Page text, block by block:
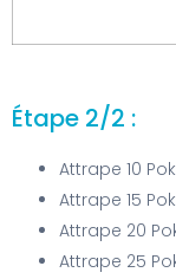
Étape 2/2 :
Attrape 10
Attrape 15
Attrape 20
Attrape 25